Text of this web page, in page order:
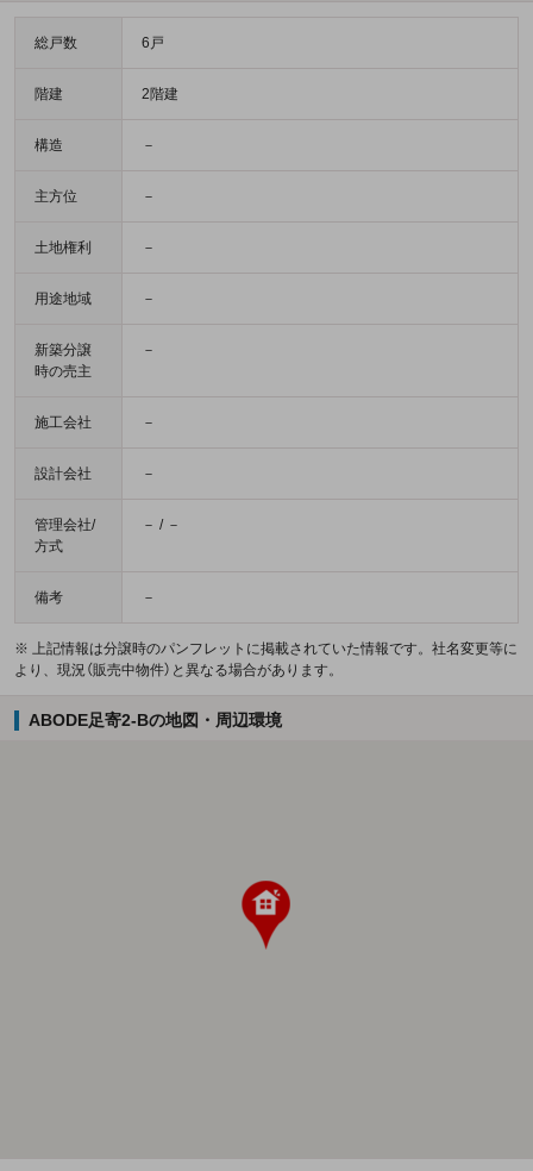
総戸数 6戸
階建 2階建
構造 －
主方位 －
土地権利 －
用途地域 －
新築分譲
時の売主
－
施工会社 －
設計会社 －
管理会社/
方式
－ / －
備考 －
※ 上記情報は分譲時のパンフレットに掲載されていた情報です。社名変更等に
より、現況（販売中物件）と異なる場合があります。
ABODE足寄2-Bの地図・周辺環境